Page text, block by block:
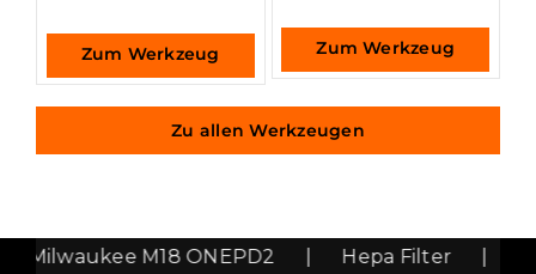
Zum Werkzeug Zum Werkzeug
Zu allen Werkzeugen
Milwaukee M18 ONEPD2 Hepa Filter